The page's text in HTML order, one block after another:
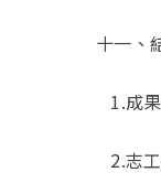
十一、
1.成
2.志